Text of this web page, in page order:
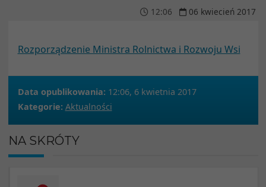
12:06 06 kwiecień 2017
Rozporządzenie Ministra Rolnictwa i Rozwoju Wsi
Data opublikowania: 12:06, 6 kwietnia 2017
Kategorie: Aktualności
NA SKRÓTY